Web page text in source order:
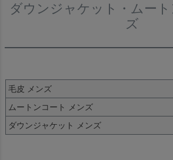
ダウンジャケット・ムー
ズ
毛皮 メンズ
ムートンコート メンズ
ダウンジャケット メンズ